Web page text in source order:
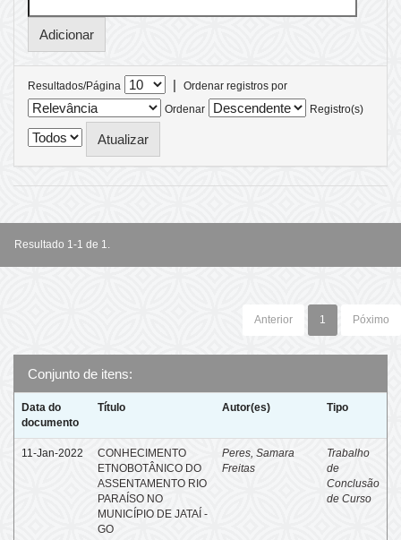
Resultados/Página |
Ordenar registros por
Ordenar
Registro(s)
Resultado 1-1 de 1.
Anterior 1 Póximo
Conjunto de itens:
Data do
documento
Título Autor(es) Tipo
11-Jan-2022
CONHECIMENTO
ETNOBOTÂNICO DO
ASSENTAMENTO RIO
PARAÍSO NO
MUNICÍPIO DE JATAÍ -
GO
Peres, Samara
Freitas
Trabalho
de
Conclusão
de Curso